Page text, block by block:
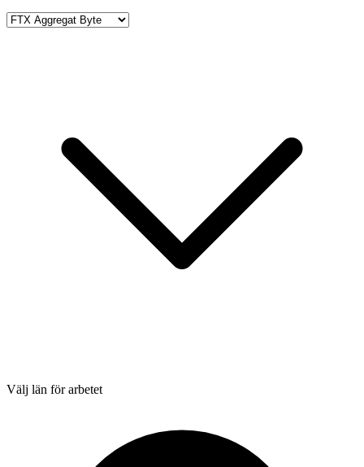
Välj län för arbetet